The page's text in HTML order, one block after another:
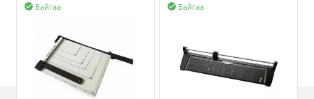
Байгаа
 Байгаа
